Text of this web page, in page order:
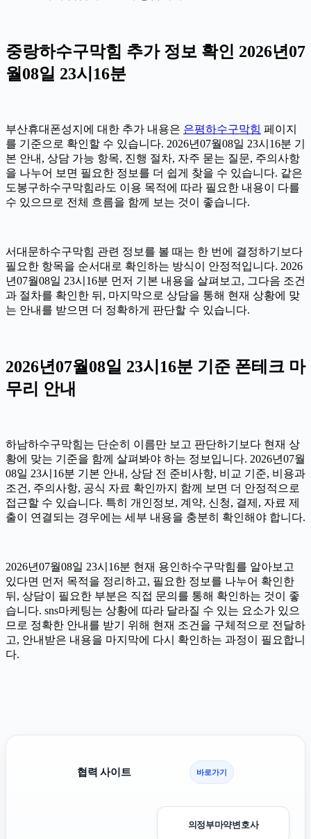
중랑하수구막힘 추가 정보 확인 2026년07
월08일 23시16분
부산휴대폰성지에 대한 추가 내용은 은평하수구막힘 페이지
를 기준으로 확인할 수 있습니다. 2026년07월08일 23시16분 기
본 안내, 상담 가능 항목, 진행 절차, 자주 묻는 질문, 주의사항
을 나누어 보면 필요한 정보를 더 쉽게 찾을 수 있습니다. 같은
도봉구하수구막힘라도 이용 목적에 따라 필요한 내용이 다를
수 있으므로 전체 흐름을 함께 보는 것이 좋습니다.
서대문하수구막힘 관련 정보를 볼 때는 한 번에 결정하기보다
필요한 항목을 순서대로 확인하는 방식이 안정적입니다. 2026
년07월08일 23시16분 먼저 기본 내용을 살펴보고, 그다음 조건
과 절차를 확인한 뒤, 마지막으로 상담을 통해 현재 상황에 맞
는 안내를 받으면 더 정확하게 판단할 수 있습니다.
2026년07월08일 23시16분 기준 폰테크 마
무리 안내
하남하수구막힘는 단순히 이름만 보고 판단하기보다 현재 상
황에 맞는 기준을 함께 살펴봐야 하는 정보입니다. 2026년07월
08일 23시16분 기본 안내, 상담 전 준비사항, 비교 기준, 비용과
조건, 주의사항, 공식 자료 확인까지 함께 보면 더 안정적으로
접근할 수 있습니다. 특히 개인정보, 계약, 신청, 결제, 자료 제
출이 연결되는 경우에는 세부 내용을 충분히 확인해야 합니다.
2026년07월08일 23시16분 현재 용인하수구막힘를 알아보고
있다면 먼저 목적을 정리하고, 필요한 정보를 나누어 확인한
뒤, 상담이 필요한 부분은 직접 문의를 통해 확인하는 것이 좋
습니다. sns마케팅는 상황에 따라 달라질 수 있는 요소가 있으
므로 정확한 안내를 받기 위해 현재 조건을 구체적으로 전달하
고, 안내받은 내용을 마지막에 다시 확인하는 과정이 필요합니
다.
협력 사이트 바로가기
의정부마약변호사